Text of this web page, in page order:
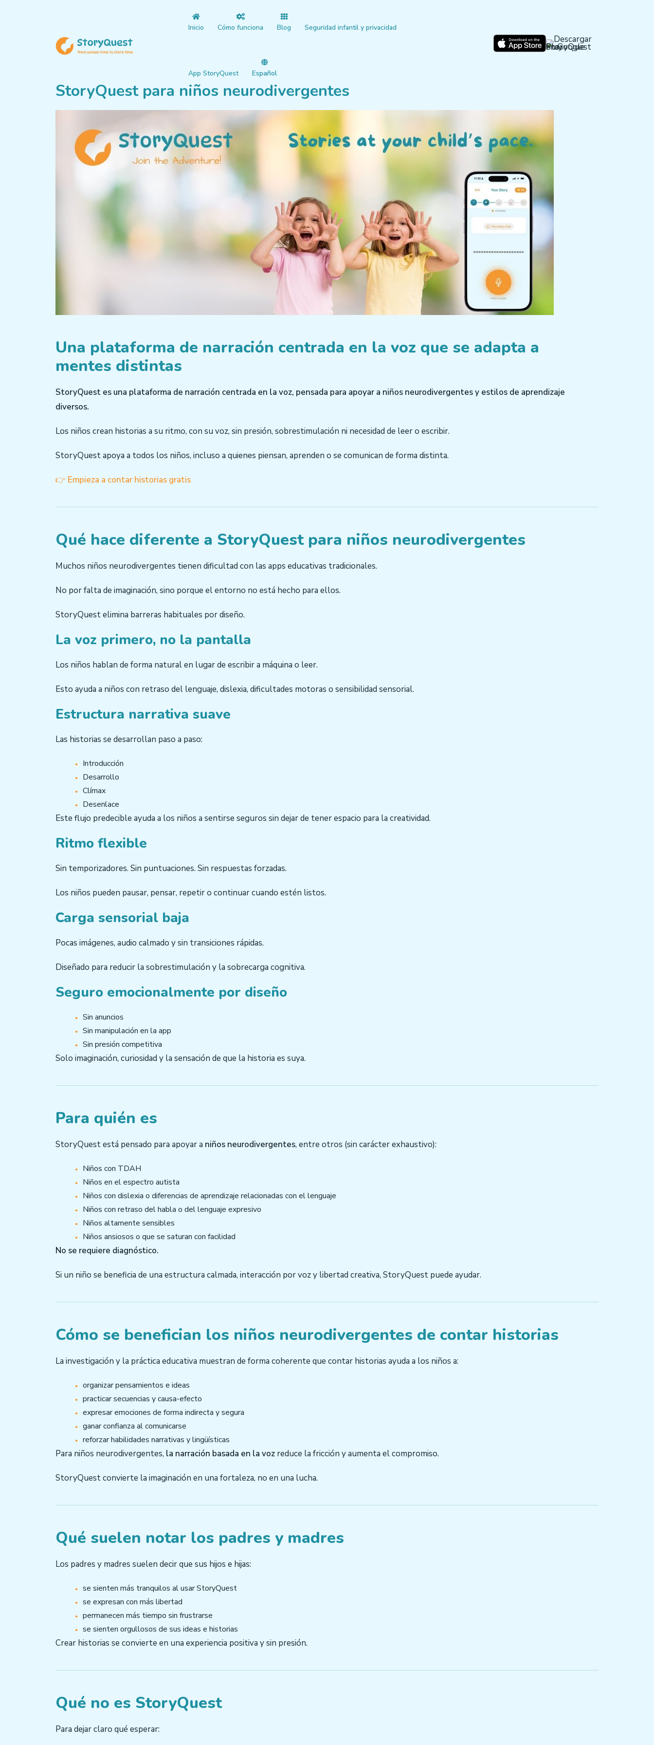
Inicio Cómo funciona Blog Seguridad infantil y privacidad
App StoryQuest Español
StoryQuest para niños neurodivergentes
Una plataforma de narración centrada en la voz que se adapta a
mentes distintas
StoryQuest es una plataforma de narración centrada en la voz, pensada para apoyar a niños neurodivergentes y estilos de aprendizaje
diversos.
Los niños crean historias a su ritmo, con su voz, sin presión, sobrestimulación ni necesidad de leer o escribir.
StoryQuest apoya a todos los niños, incluso a quienes piensan, aprenden o se comunican de forma distinta.
👉 Empieza a contar historias gratis
Qué hace diferente a StoryQuest para niños neurodivergentes
Muchos niños neurodivergentes tienen dificultad con las apps educativas tradicionales.
No por falta de imaginación, sino porque el entorno no está hecho para ellos.
StoryQuest elimina barreras habituales por diseño.
La voz primero, no la pantalla
Los niños hablan de forma natural en lugar de escribir a máquina o leer.
Esto ayuda a niños con retraso del lenguaje, dislexia, dificultades motoras o sensibilidad sensorial.
Estructura narrativa suave
Las historias se desarrollan paso a paso:
Introducción
Desarrollo
Clímax
Desenlace
Este flujo predecible ayuda a los niños a sentirse seguros sin dejar de tener espacio para la creatividad.
Ritmo flexible
Sin temporizadores. Sin puntuaciones. Sin respuestas forzadas.
Los niños pueden pausar, pensar, repetir o continuar cuando estén listos.
Carga sensorial baja
Pocas imágenes, audio calmado y sin transiciones rápidas.
Diseñado para reducir la sobrestimulación y la sobrecarga cognitiva.
Seguro emocionalmente por diseño
Sin anuncios
Sin manipulación en la app
Sin presión competitiva
Solo imaginación, curiosidad y la sensación de que la historia es suya.
Para quién es
StoryQuest está pensado para apoyar a niños neurodivergentes, entre otros (sin carácter exhaustivo):
Niños con TDAH
Niños en el espectro autista
Niños con dislexia o diferencias de aprendizaje relacionadas con el lenguaje
Niños con retraso del habla o del lenguaje expresivo
Niños altamente sensibles
Niños ansiosos o que se saturan con facilidad
No se requiere diagnóstico.
Si un niño se beneficia de una estructura calmada, interacción por voz y libertad creativa, StoryQuest puede ayudar.
Cómo se benefician los niños neurodivergentes de contar historias
La investigación y la práctica educativa muestran de forma coherente que contar historias ayuda a los niños a:
organizar pensamientos e ideas
practicar secuencias y causa-efecto
expresar emociones de forma indirecta y segura
ganar confianza al comunicarse
reforzar habilidades narrativas y lingüísticas
Para niños neurodivergentes, la narración basada en la voz reduce la fricción y aumenta el compromiso.
StoryQuest convierte la imaginación en una fortaleza, no en una lucha.
Qué suelen notar los padres y madres
Los padres y madres suelen decir que sus hijos e hijas:
se sienten más tranquilos al usar StoryQuest
se expresan con más libertad
permanecen más tiempo sin frustrarse
se sienten orgullosos de sus ideas e historias
Crear historias se convierte en una experiencia positiva y sin presión.
Qué no es StoryQuest
Para dejar claro qué esperar: